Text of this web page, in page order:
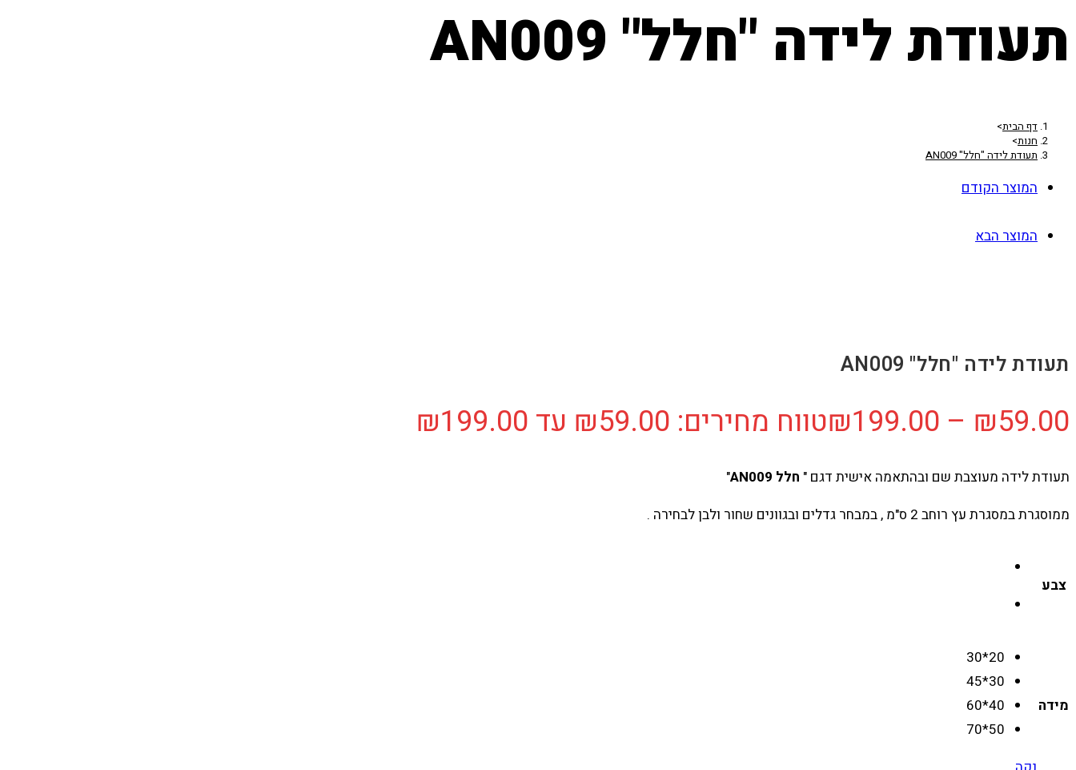
תעודת לידה "חלל" AN009
דף הבית>
חנות>
תעודת לידה "חלל" AN009
המוצר הקודם
המוצר הבא
תעודת לידה "חלל" AN009
₪59.00
–
₪199.00 טווח מחירים: ⁦₪59.00⁩ עד ⁦₪199.00⁩
תעודת לידה מעוצבת שם ובהתאמה אישית דגם " חלל AN009
"
ממוסגרת במסגרת עץ רוחב 2 ס"מ , במבחר גדלים ובגוונים שחור ולבן לבחירה .
צבע
מידה
20*30
30*45
40*60
50*70